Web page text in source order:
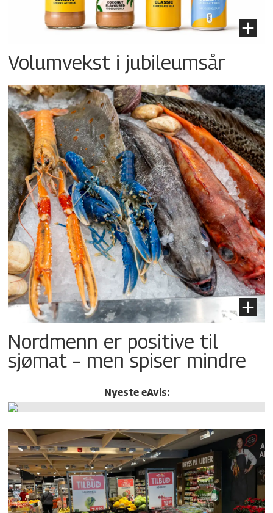
Volumvekst i jubileumsår
Nordmenn er positive til
sjømat – men spiser mindre
Nyeste eAvis: